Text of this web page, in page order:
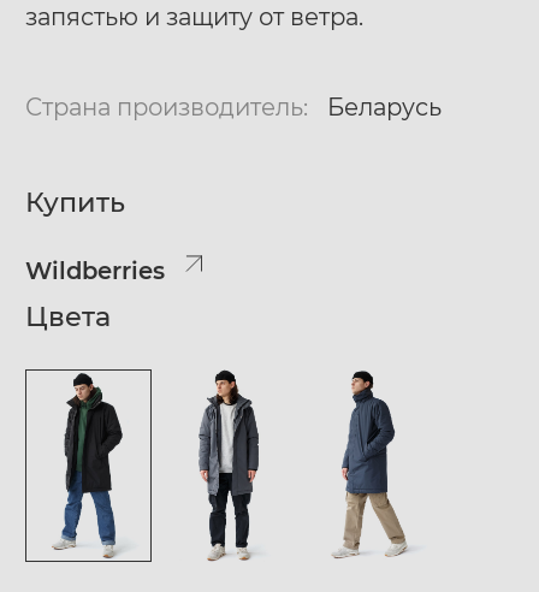
запястью и защиту от ветра.
Страна производитель: Беларусь
Купить
Wildberries
Цвета